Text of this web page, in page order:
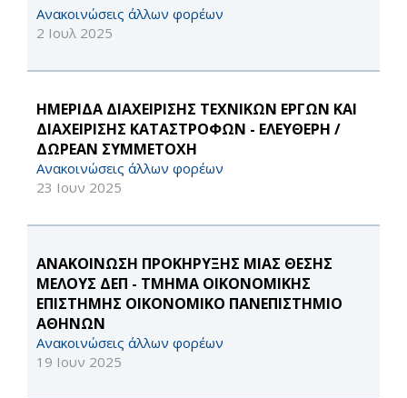
Ανακοινώσεις άλλων φορέων
2 Ιουλ 2025
ΗΜΕΡΙΔΑ ΔΙΑΧΕΙΡΙΣΗΣ ΤΕΧΝΙΚΩΝ ΕΡΓΩΝ ΚΑΙ
ΔΙΑΧΕΙΡΙΣΗΣ ΚΑΤΑΣΤΡΟΦΩΝ - ΕΛΕΥΘΕΡΗ /
ΔΩΡΕΑΝ ΣΥΜΜΕΤΟΧΗ
Ανακοινώσεις άλλων φορέων
23 Ιουν 2025
ΑΝΑΚΟΙΝΩΣΗ ΠΡΟΚΗΡΥΞΗΣ ΜΙΑΣ ΘΕΣΗΣ
ΜΕΛΟΥΣ ΔΕΠ - ΤΜΗΜΑ ΟΙΚΟΝΟΜΙΚΗΣ
ΕΠΙΣΤΗΜΗΣ ΟΙΚΟΝΟΜΙΚΟ ΠΑΝΕΠΙΣΤΗΜΙΟ
ΑΘΗΝΩΝ
Ανακοινώσεις άλλων φορέων
19 Ιουν 2025